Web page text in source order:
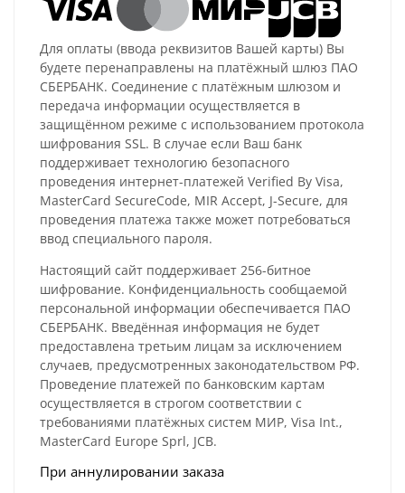
Для оплаты (ввода реквизитов Вашей карты) Вы
будете перенаправлены на платёжный шлюз ПАО
СБЕРБАНК. Соединение с платёжным шлюзом и
передача информации осуществляется в
защищённом режиме с использованием протокола
шифрования SSL. В случае если Ваш банк
поддерживает технологию безопасного
проведения интернет-платежей Verified By Visa,
MasterCard SecureCode, MIR Accept, J-Secure, для
проведения платежа также может потребоваться
ввод специального пароля.
Настоящий сайт поддерживает 256-битное
шифрование. Конфиденциальность сообщаемой
персональной информации обеспечивается ПАО
СБЕРБАНК. Введённая информация не будет
предоставлена третьим лицам за исключением
случаев, предусмотренных законодательством РФ.
Проведение платежей по банковским картам
осуществляется в строгом соответствии с
требованиями платёжных систем МИР, Visa Int.,
MasterCard Europe Sprl, JCB.
При аннулировании заказа